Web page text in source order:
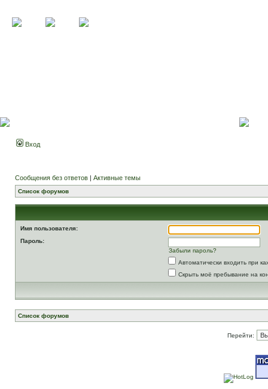
Вход
Сообщения без ответов | Активные темы
Список форумов
Имя пользователя:
Пароль:
Забыли пароль?
Автоматически входить при
Скрыть моё пребывание на
Список форумов
Перейти: